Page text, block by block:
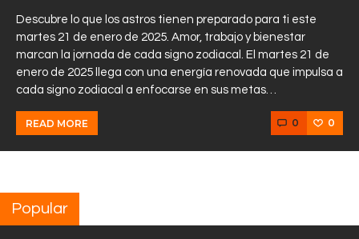
En Vivo
Descarga La APP
Programas
Noticias
Equipo
Sobre Nosotros
Descubre lo que los astros tienen preparado para ti este
martes 21 de enero de 2025. Amor, trabajo y bienestar
marcan la jornada de cada signo zodiacal. El martes 21 de
enero de 2025 llega con una energía renovada que impulsa a
cada signo zodiacal a enfocarse en sus metas…
READ MORE 0 0
Popular